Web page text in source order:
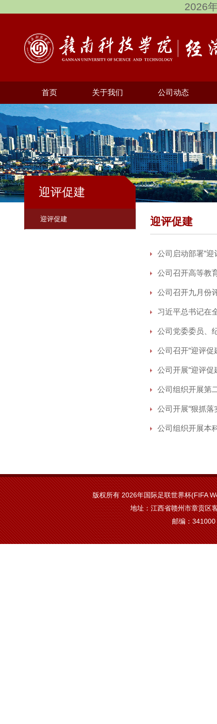
2026
首页 关于我们 公司动态
迎评促建
迎评促建 迎评促建
公司启动部署“
公司召开高等教
公司召开九月份
习近平总书记在
公司党委委员、
公司召开“迎评
公司开展“迎评促
公司组织开展第
公司开展“狠抓
公司组织开展本
版权所有 2026年国际足联世界杯(FIFA
地址：江西省赣州市章贡区
邮编：341000